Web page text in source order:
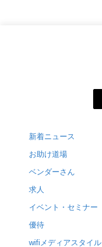
新着ニュース
お助け道場
ベンダーさん
求人
イベント・セミナー
優待
wifiメディアスタイル